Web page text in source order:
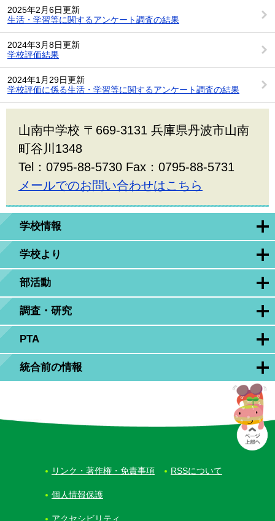
学校情報
学校より
部活動
調査・研究
PTA
統合前の情報
2025年2月6日更新
生活・学習等に関するアンケート調査の結果
2024年3月8日更新
学校評価結果
2024年1月29日更新
学校評価に係る生活・学習等に関するアンケート調査の結果
山南中学校 〒669-3131 兵庫県丹波市山南
町谷川1348
Tel：0795-88-5730 Fax：0795-88-5731
メールでのお問い合わせはこちら
リンク・著作権・免責事項 RSSについて
個人情報保護
アクセシビリティ